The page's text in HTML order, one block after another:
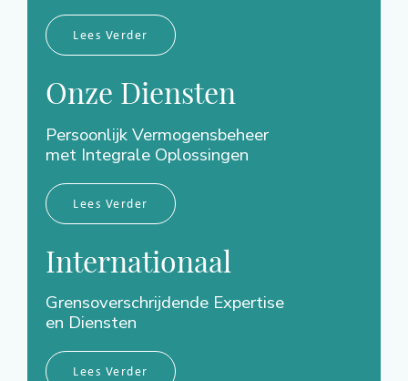
Lees Verder
Onze Diensten
Persoonlijk Vermogensbeheer
met Integrale Oplossingen
Lees Verder
Internationaal
Grensoverschrijdende Expertise
en Diensten
Lees Verder